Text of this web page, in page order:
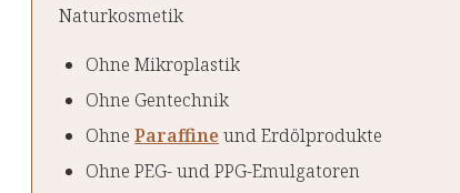
Naturkosmetik
Ohne Mikroplastik
Ohne Gentechnik
Ohne Paraffine und Erdölprodukte
Ohne PEG- und PPG-Emulgatoren